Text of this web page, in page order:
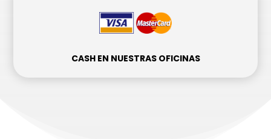
CASH EN NUESTRAS OFICINAS